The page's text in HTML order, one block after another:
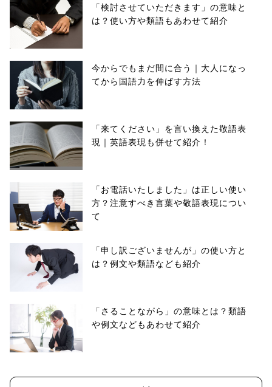
「検討させていただきます」の意味と
は？使い方や類語もあわせて紹介
今からでもまだ間に合う｜大人になっ
てから国語力を伸ばす方法
「来てください」を言い換えた敬語表
現｜英語表現も併せて紹介！
「お電話いたしました」は正しい使い
方？注意すべき言葉や敬語表現につい
て
「申し訳ございませんが」の使い方と
は？例文や類語なども紹介
「さることながら」の意味とは？類語
や例文などもあわせて紹介